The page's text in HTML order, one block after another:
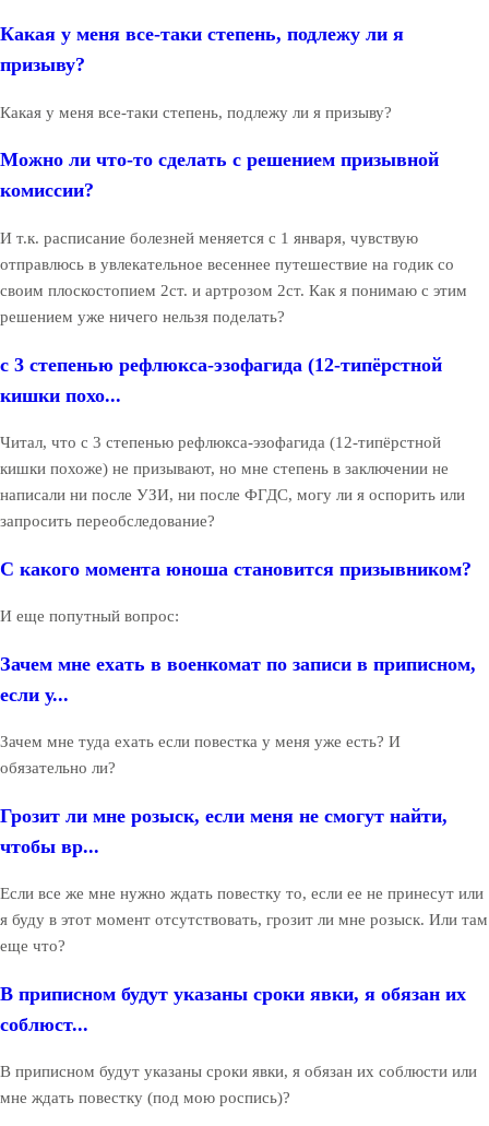
Какая у меня все-таки степень, подлежу ли я
призыву?
Какая у меня все-таки степень, подлежу ли я призыву?
Можно ли что-то сделать с решением призывной
комиссии?
И т.к. расписание болезней меняется с 1 января, чувствую
отправлюсь в увлекательное весеннее путешествие на годик со
своим плоскостопием 2ст. и артрозом 2ст. Как я понимаю с этим
решением уже ничего нельзя поделать?
с 3 степенью рефлюкса-эзофагида (12-типёрстной
кишки похо...
Читал, что с 3 степенью рефлюкса-эзофагида (12-типёрстной
кишки похоже) не призывают, но мне степень в заключении не
написали ни после УЗИ, ни после ФГДС, могу ли я оспорить или
запросить переобследование?
С какого момента юноша становится призывником?
И еще попутный вопрос:
Зачем мне ехать в военкомат по записи в приписном,
если у...
Зачем мне туда ехать если повестка у меня уже есть? И
обязательно ли?
Грозит ли мне розыск, если меня не смогут найти,
чтобы вр...
Если все же мне нужно ждать повестку то, если ее не принесут или
я буду в этот момент отсутствовать, грозит ли мне розыск. Или там
еще что?
В приписном будут указаны сроки явки, я обязан их
соблюст...
В приписном будут указаны сроки явки, я обязан их соблюсти или
мне ждать повестку (под мою роспись)?